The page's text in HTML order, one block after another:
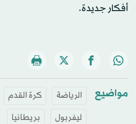
أفكار جديدة.
مواضيع الرياضة كرة القدم
ليفربول
بريطانيا